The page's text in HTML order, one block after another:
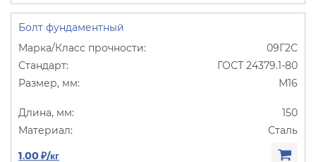
Болт фундаментный
09Г2С
ГОСТ 24379.1-80
М16
150
Сталь
1.00 ₽/кг